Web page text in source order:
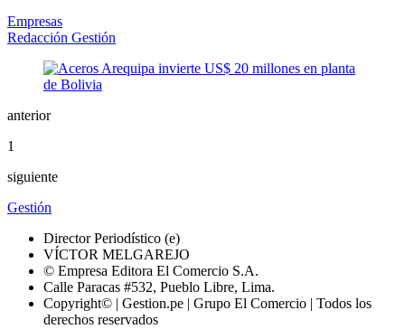
Empresas
Redacción Gestión
anterior
1
siguiente
Gestión
Director Periodístico (e)
VÍCTOR MELGAREJO
© Empresa Editora El Comercio S.A.
Calle Paracas #532, Pueblo Libre, Lima.
Copyright© | Gestion.pe | Grupo El Comercio | Todos los
derechos reservados